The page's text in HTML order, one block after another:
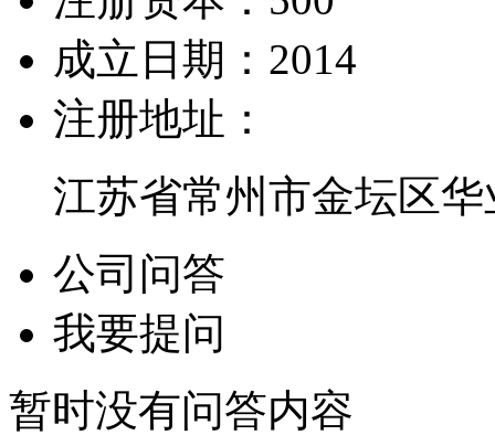
成立日期： 2014
注册地址：
江苏省常州市金坛区华
公司问答
我要提问
暂时没有问答内容